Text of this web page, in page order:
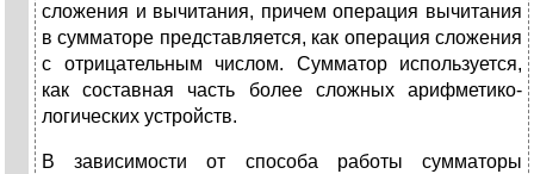
сложения и вычитания, причем операция вычитания
в сумматоре представляется, как операция сложения
с отрицательным числом. Сумматор используется,
как составная часть более сложных арифметико-
логических устройств.
В зависимости от способа работы сумматоры